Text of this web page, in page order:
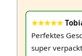
★★★★★
Perfektes
super